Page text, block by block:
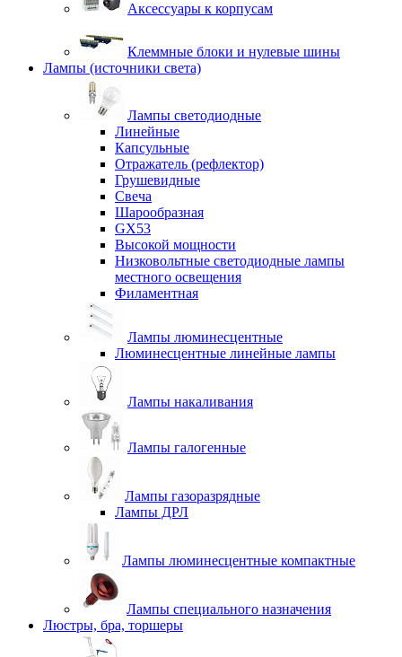
Аксессуары к корпусам
Клеммные блоки и нулевые шины
Лампы (источники света)
Лампы светодиодные
Линейные
Капсульные
Отражатель (рефлектор)
Грушевидные
Свеча
Шарообразная
GX53
Высокой мощности
Низковольтные светодиодные лампы
местного освещения
Филаментная
Лампы люминесцентные
Люминесцентные линейные лампы
Лампы накаливания
Лампы галогенные
Лампы газоразрядные
Лампы ДРЛ
Лампы люминесцентные компактные
Лампы специального назначения
Люстры, бра, торшеры